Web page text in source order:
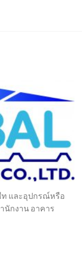
ท และอุปกรณ์หรือ
นักงาน อาคาร